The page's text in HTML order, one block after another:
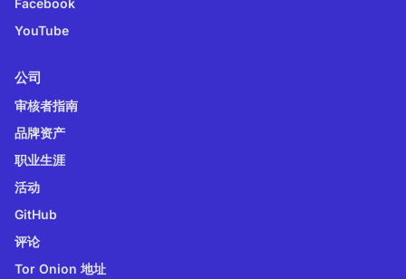
YouTube
公司
审核者指南
品牌资产
职业生涯
活动
GitHub
评论
Tor Onion 地址